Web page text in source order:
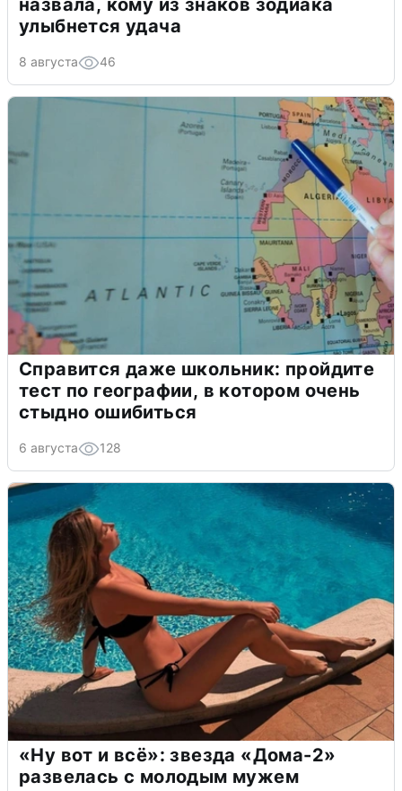
улыбнется удача
8 августа 46
Справится даже школьник: пройдите
тест по географии, в котором очень
стыдно ошибиться
6 августа 128
«Ну вот и всё»: звезда «Дома-2»
развелась с молодым мужем